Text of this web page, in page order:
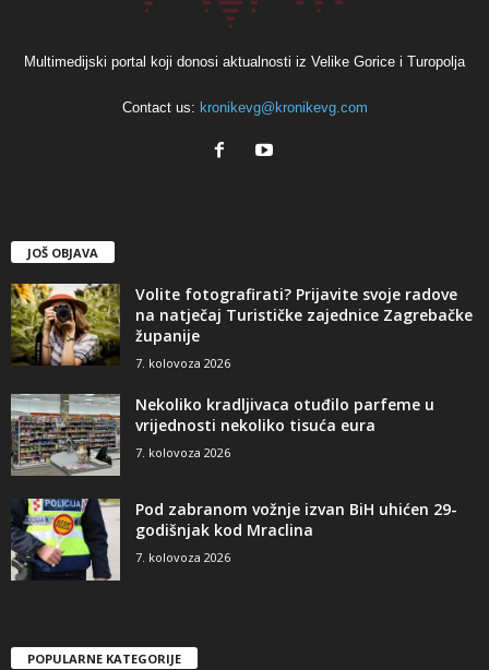
Multimedijski portal koji donosi aktualnosti iz Velike Gorice i Turopolja
Contact us: kronikevg@kronikevg.com
JOŠ OBJAVA
Volite fotografirati? Prijavite svoje radove
na natječaj Turističke zajednice Zagrebačke
županije
7. kolovoza 2026
Nekoliko kradljivaca otuđilo parfeme u
vrijednosti nekoliko tisuća eura
7. kolovoza 2026
Pod zabranom vožnje izvan BiH uhićen 29-
godišnjak kod Mraclina
7. kolovoza 2026
POPULARNE KATEGORIJE